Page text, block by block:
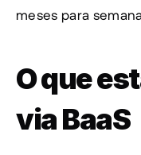
meses para
O que
via BaaS